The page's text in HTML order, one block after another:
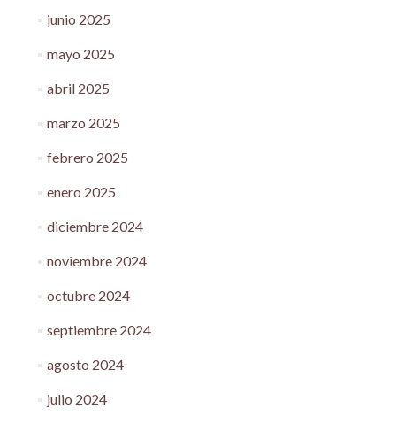
junio 2025
mayo 2025
abril 2025
marzo 2025
febrero 2025
enero 2025
diciembre 2024
noviembre 2024
octubre 2024
septiembre 2024
agosto 2024
julio 2024